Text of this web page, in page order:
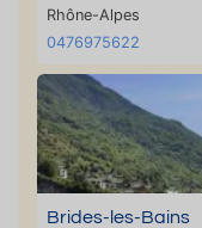
Rhône-Alpes
0476975622
Brides-les-Bains